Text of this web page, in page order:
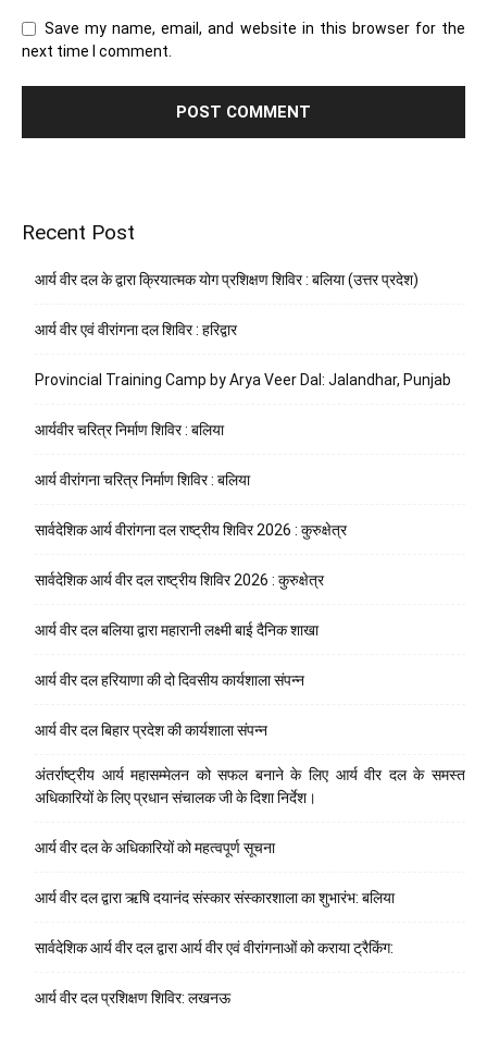
Save my name, email, and website in this browser for the
next time I comment.
Recent Post
आर्य वीर दल के द्वारा क्रियात्मक योग प्रशिक्षण शिविर : बलिया (उत्तर प्रदेश)
आर्य वीर एवं वीरांगना दल शिविर : हरिद्वार
Provincial Training Camp by Arya Veer Dal: Jalandhar, Punjab
आर्यवीर चरित्र निर्माण शिविर : बलिया
आर्य वीरांगना चरित्र निर्माण शिविर : बलिया
सार्वदेशिक आर्य वीरांगना दल राष्ट्रीय शिविर 2026 : कुरुक्षेत्र
सार्वदेशिक आर्य वीर दल राष्ट्रीय शिविर 2026 : कुरुक्षेत्र
आर्य वीर दल बलिया द्वारा महारानी लक्ष्मी बाई दैनिक शाखा
आर्य वीर दल हरियाणा की दो दिवसीय कार्यशाला संपन्न
आर्य वीर दल बिहार प्रदेश की कार्यशाला संपन्न
अंतर्राष्ट्रीय आर्य महासम्मेलन को सफल बनाने के लिए आर्य वीर दल के समस्त
अधिकारियों के लिए प्रधान संचालक जी के दिशा निर्देश।
आर्य वीर दल के अधिकारियों को महत्वपूर्ण सूचना
आर्य वीर दल द्वारा ऋषि दयानंद संस्कार संस्कारशाला का शुभारंभ: बलिया
सार्वदेशिक आर्य वीर दल द्वारा आर्य वीर एवं वीरांगनाओं को कराया ट्रैकिंग:
आर्य वीर दल प्रशिक्षण शिविर: लखनऊ